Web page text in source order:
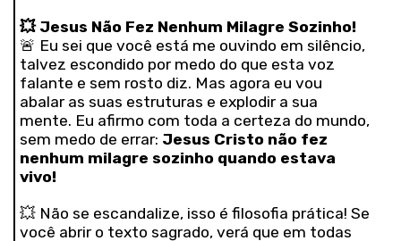
💥Jesus Não Fez Nenhum Milagre Sozinho!
🚨 Eu sei que você está me ouvindo em silêncio,
talvez escondido por medo do que esta voz
falante e sem rosto diz. Mas agora eu vou
abalar as suas estruturas e explodir a sua
mente. Eu afirmo com toda a certeza do mundo,
sem medo de errar: Jesus Cristo não fez
nenhum milagre sozinho quando estava
vivo!
💥 Não se escandalize, isso é filosofia prática! Se
você abrir o texto sagrado, verá que em todas